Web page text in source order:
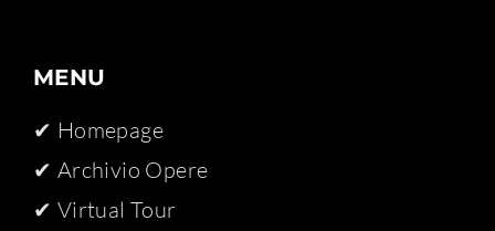
MENU
✔ Homepage
✔ Archivio Opere​
✔ Virtual Tour